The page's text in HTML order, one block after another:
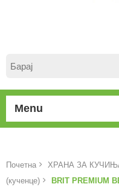
Menu
Почетна ХРАНА ЗА
(кученце)
BRIT PREMIUM